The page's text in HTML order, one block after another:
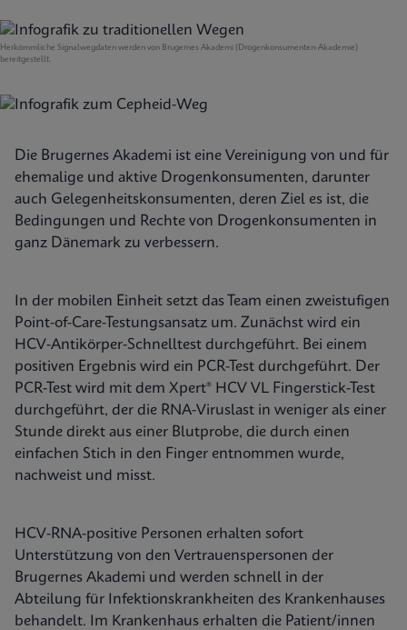
Herkömmliche Signalwegdaten werden von Brugernes Akademi (Drogenkonsumenten-Akademie)
bereitgestellt.
Die Brugernes Akademi ist eine Vereinigung von und für
ehemalige und aktive Drogenkonsumenten, darunter
auch Gelegenheitskonsumenten, deren Ziel es ist, die
Bedingungen und Rechte von Drogenkonsumenten in
ganz Dänemark zu verbessern.
In der mobilen Einheit setzt das Team einen zweistufigen
Point-of-Care-Testungsansatz um. Zunächst wird ein
HCV-Antikörper-Schnelltest durchgeführt. Bei einem
positiven Ergebnis wird ein PCR-Test durchgeführt. Der
PCR-Test wird mit dem Xpert® HCV VL Fingerstick-Test
durchgeführt, der die RNA-Viruslast in weniger als einer
Stunde direkt aus einer Blutprobe, die durch einen
einfachen Stich in den Finger entnommen wurde,
nachweist und misst.
HCV-RNA-positive Personen erhalten sofort
Unterstützung von den Vertrauenspersonen der
Brugernes Akademi und werden schnell in der
Abteilung für Infektionskrankheiten des Krankenhauses
behandelt. Im Krankenhaus erhalten die Patient/innen